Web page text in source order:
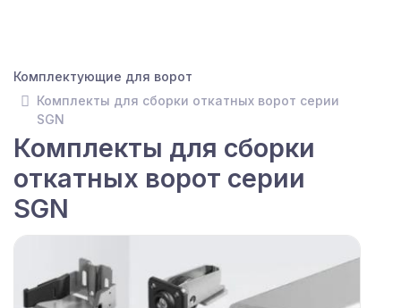
Комплектующие для ворот
Комплекты для сборки откатных ворот серии
SGN
Комплекты для сборки
откатных ворот серии
SGN